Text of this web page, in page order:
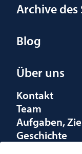
Archive des
Blog
Über uns
Kontakt
Team
Aufgaben,
Geschichte